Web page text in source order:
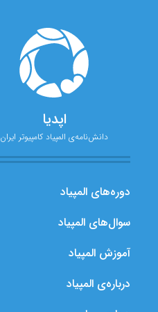
اپدیا
دانش‌نامه‌ی المپیاد کامپیوتر ایران
دوره‌های المپیاد
سوال‌های المپیاد
آموزش المپیاد
درباره‌ی المپیاد